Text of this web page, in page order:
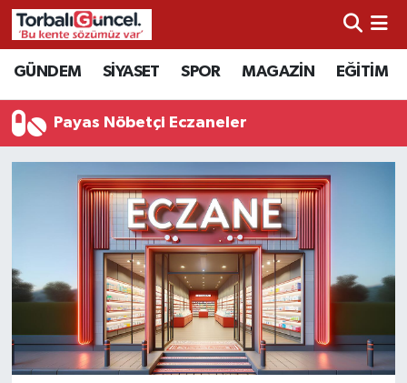
GÜNDEM SİYASET SPOR MAGAZİN EĞİTİM
Payas Nöbetçi Eczaneler
İzmir Nöbetçi Eczaneler
İzmir Hava Durumu
İzmir Namaz Vakitleri
İzmir Trafik Yoğunluk Haritası
Süper Lig Puan Durumu ve Fikstür
Tüm Manşetler
Son Dakika Haberleri